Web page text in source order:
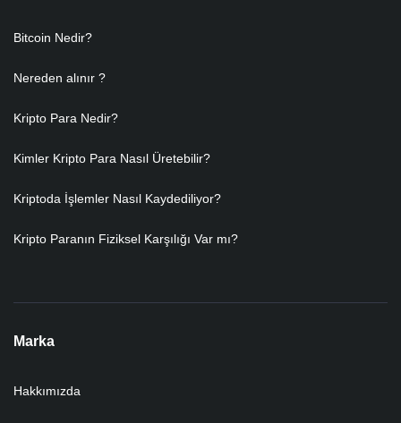
Bitcoin Nedir?
Nereden alınır ?
Kripto Para Nedir?
Kimler Kripto Para Nasıl Üretebilir?
Kriptoda İşlemler Nasıl Kaydediliyor?
Kripto Paranın Fiziksel Karşılığı Var mı?
Marka
Hakkımızda